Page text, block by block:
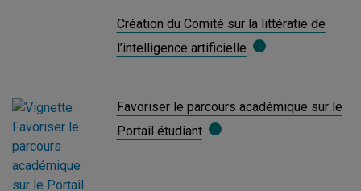
Création du Comité sur la littératie de
l’intelligence artificielle
Favoriser le parcours académique sur le
Portail étudiant